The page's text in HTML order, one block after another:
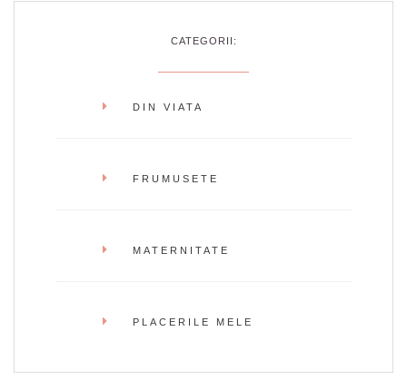
CATEGORII:
DIN VIATA
FRUMUSETE
MATERNITATE
PLACERILE MELE